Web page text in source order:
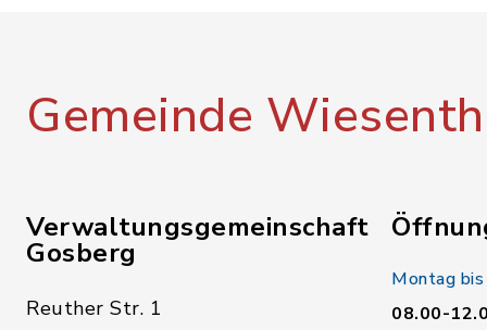
Gemeinde
Verwaltungsgemeinschaft
Gosberg
Reuther Str. 1
Montag
08.00-